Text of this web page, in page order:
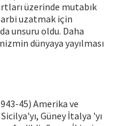
üzerinde mutabık
uzatmak için
unsuru oldu. Daha
dünyaya yayılması
45) Amerika ve
Güney İtalya 'yı